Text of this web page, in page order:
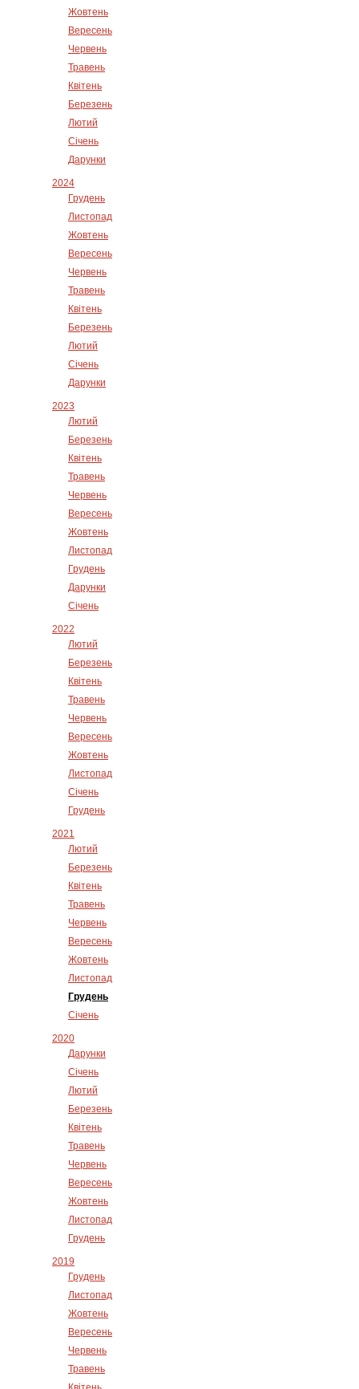
Жовтень
Вересень
Червень
Травень
Квітень
Березень
Лютий
Січень
Дарунки
2024
Грудень
Листопад
Жовтень
Вересень
Червень
Травень
Квітень
Березень
Лютий
Січень
Дарунки
2023
Лютий
Березень
Квітень
Травень
Червень
Вересень
Жовтень
Листопад
Грудень
Дарунки
Січень
2022
Лютий
Березень
Квітень
Травень
Червень
Вересень
Жовтень
Листопад
Січень
Грудень
2021
Лютий
Березень
Квітень
Травень
Червень
Вересень
Жовтень
Листопад
Грудень
Січень
2020
Дарунки
Січень
Лютий
Березень
Квітень
Травень
Червень
Вересень
Жовтень
Листопад
Грудень
2019
Грудень
Листопад
Жовтень
Вересень
Червень
Травень